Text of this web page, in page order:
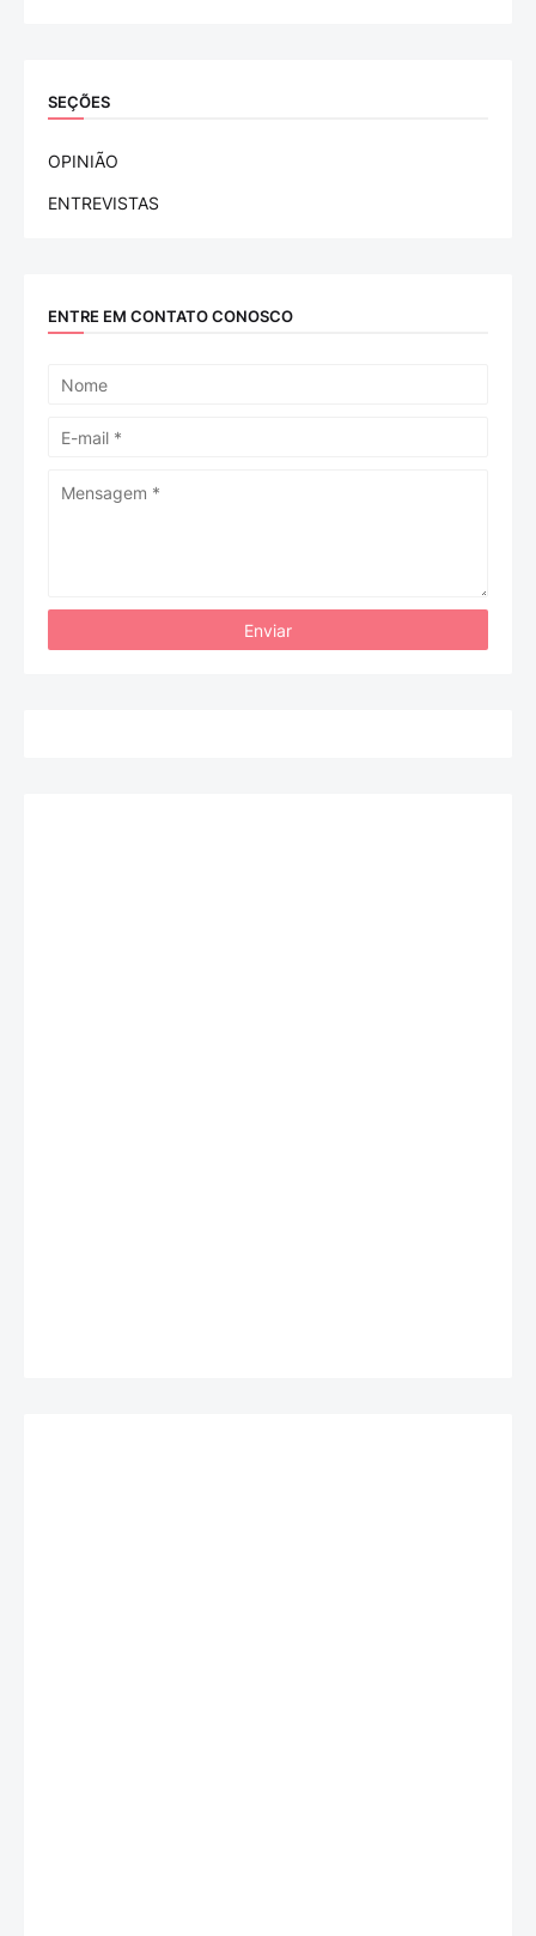
SEÇÕES
OPINIÃO
ENTREVISTAS
ENTRE EM CONTATO CONOSCO